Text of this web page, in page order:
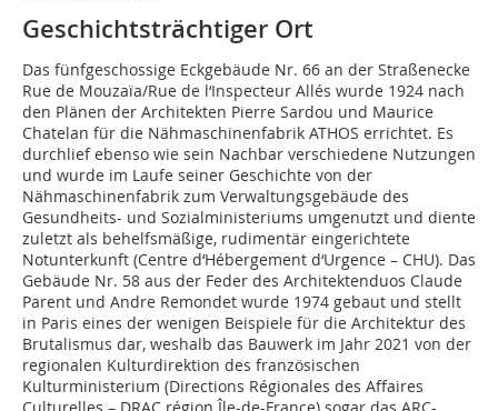
Geschichtsträchtiger Ort
Das fünfgeschossige Eckgebäude Nr. 66 an der Straßenecke
Rue de Mouzaïa/Rue de l‘Inspecteur Allés wurde 1924 nach
den Plänen der Architekten Pierre Sardou und Maurice
Chatelan für die Nähmaschinenfabrik ATHOS errichtet. Es
durchlief ebenso wie sein Nachbar verschiedene Nutzungen
und wurde im Laufe seiner Geschichte von der
Nähmaschinenfabrik zum Verwaltungsgebäude des
Gesundheits- und Sozial­ministeriums umgenutzt und diente
zuletzt als behelfsmäßige, rudimentär eingerichtete
Notunterkunft (Centre d‘Hébergement d‘Urgence – CHU). Das
Gebäude Nr. 58 aus der Feder des Architektenduos Claude
Parent und Andre Remondet wurde 1974 gebaut und stellt
in Paris eines der wenigen Beispiele für die Architektur des
Brutalismus dar, weshalb das Bauwerk im Jahr 2021 von der
regionalen Kulturdirektion des französischen
Kulturministerium (Directions Régionales des Affaires